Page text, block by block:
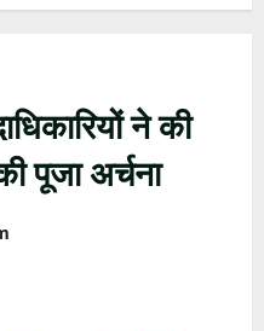
ने की
पूजा अर्चना